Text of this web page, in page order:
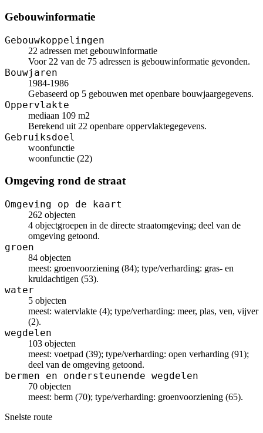
Gebouwinformatie
Gebouwkoppelingen
22 adressen met gebouwinformatie
Voor 22 van de 75 adressen is gebouwinformatie gevonden.
Bouwjaren
1984-1986
Gebaseerd op 5 gebouwen met openbare bouwjaargegevens.
Oppervlakte
mediaan 109 m2
Berekend uit 22 openbare oppervlaktegegevens.
Gebruiksdoel
woonfunctie
woonfunctie (22)
Omgeving rond de straat
Omgeving op de kaart
262 objecten
4 objectgroepen in de directe straatomgeving; deel van de
omgeving getoond.
groen
84 objecten
meest: groenvoorziening (84); type/verharding: gras- en
kruidachtigen (53).
water
5 objecten
meest: watervlakte (4); type/verharding: meer, plas, ven, vijver
(2).
wegdelen
103 objecten
meest: voetpad (39); type/verharding: open verharding (91);
deel van de omgeving getoond.
bermen en ondersteunende wegdelen
70 objecten
meest: berm (70); type/verharding: groenvoorziening (65).
Snelste route